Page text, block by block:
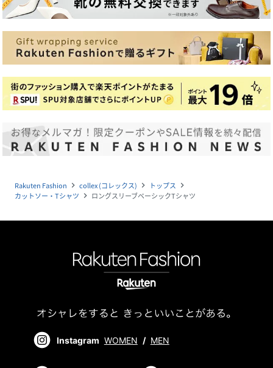
Rakuten Fashion navigate_next collex (コレックス) navigate_next トップス navigate_next
カットソー・Tシャツ navigate_next ロングスリーブベーシックTシャツ
Instagram WOMEN / MEN